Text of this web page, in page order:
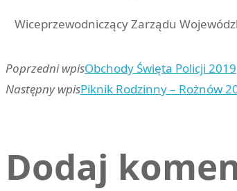
Wiceprzewodniczący Zarządu
Poprzedni wpisObchody Święta Policji 2019
Następny wpisPiknik Rodzinny – Rożnów
Dodaj